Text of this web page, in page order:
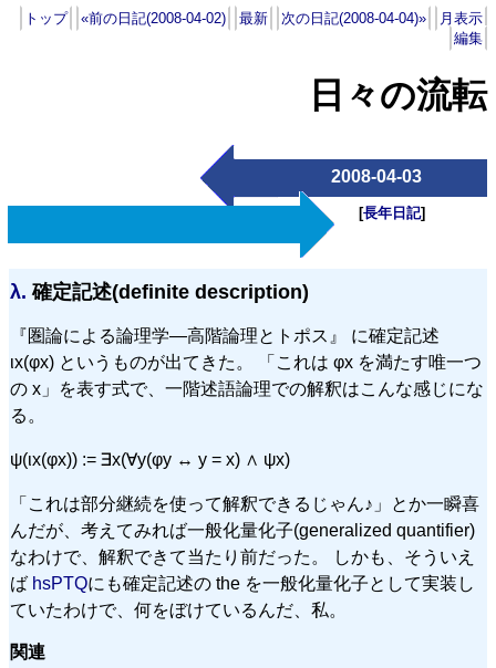
トップ «前の日記(2008-04-02) 最新 次の日記(2008-04-04)»
月表示
編集
日々の流転
2008-04-03
[長年日記]
λ. 確定記述(definite description)
『圏論による論理学—高階論理とトポス』 に確定記述
ιx(φx) というものが出てきた。 「これは φx を満たす唯一つ
の x」を表す式で、一階述語論理での解釈はこんな感じにな
る。
ψ(ιx(φx)) := ∃x(∀y(φy ↔ y = x) ∧ ψx)
「これは部分継続を使って解釈できるじゃん♪」とか一瞬喜
んだが、考えてみれば一般化量化子(generalized quantifier)
なわけで、解釈できて当たり前だった。 しかも、そういえ
ば hsPTQにも確定記述の the を一般化量化子として実装し
ていたわけで、何をぼけているんだ、私。
関連